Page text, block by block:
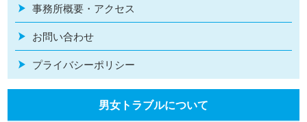
事務所概要・アクセス
お問い合わせ
プライバシーポリシー
男女トラブルについて